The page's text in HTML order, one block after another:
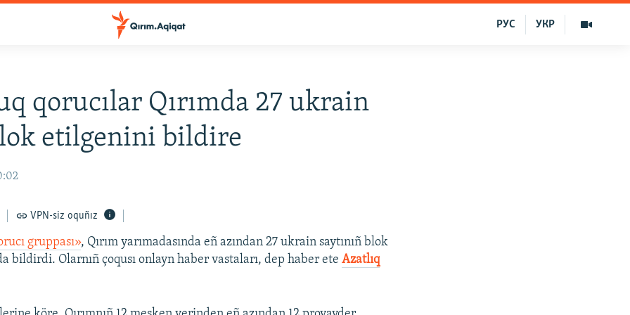
УКР
РУС
qorucılar Qırımda 27 ukrain
etilgenini bildire
VPN-siz oquñız
gruppası», Qırım yarımadasında eñ azından 27 ukrain saytınıñ blok
bildirdi. Olarnıñ çoqusı onlayn haber vastaları, dep haber eteAzatlıq